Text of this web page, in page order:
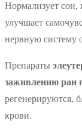
Нормализует сон,
улучшает
нервную систему
Препараты
заживлению ран
регенерируются,
крови.